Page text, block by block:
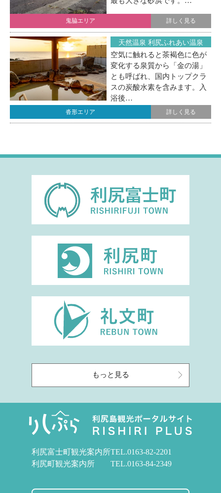
鬼脇エリア 詳しく見る
天然温泉 利尻ふれあい温泉
空気に触れると茶褐色に色が
変化する泉質から「金の湯」
とも呼ばれ、国内トップクラ
スの炭酸水素を含みます。入
浴後…
沓形エリア 詳しく見る
もっと見る
利尻富士町観光案内所TEL.0163-82-2201
利尻町観光案内所
TEL.0163-84-2349